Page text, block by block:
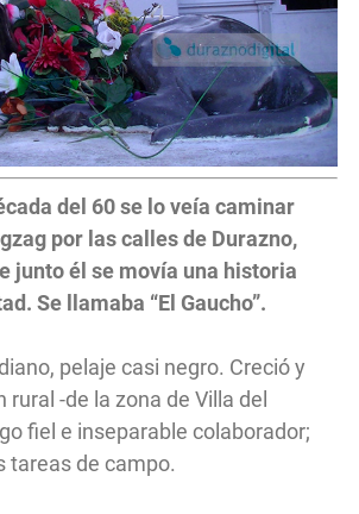
del 60 se lo veía caminar
por las calles de Durazno,
junto él se movía una historia
Se llamaba “El Gaucho”.
pelaje casi negro. Creció y
rural -de la zona de Villa del
fiel e inseparable colaborador;
tareas de campo.